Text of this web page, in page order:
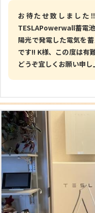
お待たせ致しました
TESLAPowerwall蓄電
陽光で発電した電気を
です!! K様、この度は有
どうぞ宜しくお願い申し